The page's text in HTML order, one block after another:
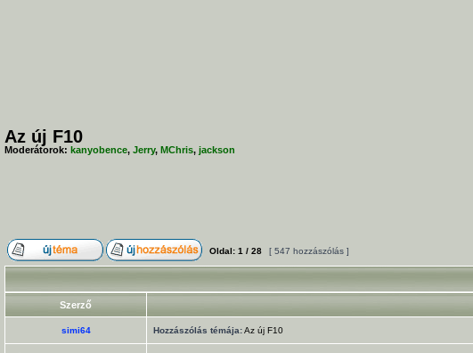
Az új F10
Moderátorok: kanyobence, Jerry, MChris, jackson
Oldal: 1 / 28 [ 547 hozzászólás ]
Szerző
simi64 Hozzászólás témája:Az új F10